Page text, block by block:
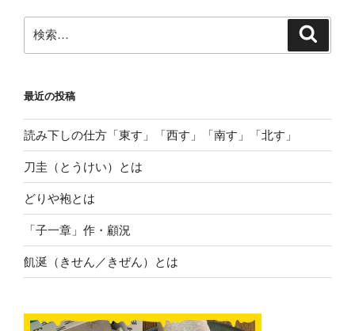
索:
最近の投稿
読み下しの仕方「東す」「西す」「南す」「北す」
刀圭（とうけい）とは
どりや袍とは
「子一章」作・顧況
飢涎（きせん／きぜん）とは